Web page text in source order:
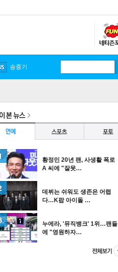
송중기
황정민 20년 팬, 사생활 폭로
A 씨에 "잘못…
데뷔는 쉬워도 생존은 어렵
다…K팝 아이돌 …
누에라, '뮤직뱅크' 1위…팬들
에 "영원하자…